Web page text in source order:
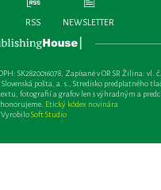
RSS NEWSLETTER
SK2820016078, Zapísané v OR SR Žilina: vl.
pošta, a. s., Stredisko predplatného
fotografií a grafov len s výhradným a
Etický kódex novinára
VyrobiloSoft Studio